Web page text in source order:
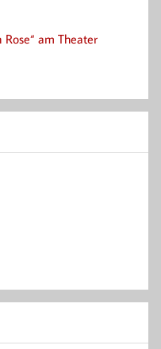
am Theater